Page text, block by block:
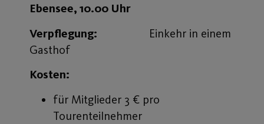
Ebensee, 10.00 Uhr
Verpflegung: Einkehr in einem
Gasthof
Kosten:
für Mitglieder 3 € pro
Tourenteilnehmer